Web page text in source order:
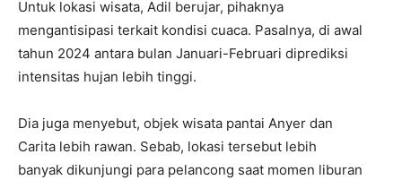
Untuk lokasi wisata, Adil berujar, pihaknya
mengantisipasi terkait kondisi cuaca. Pasalnya, di awal
tahun 2024 antara bulan Januari-Februari diprediksi
intensitas hujan lebih tinggi.
Dia juga menyebut, objek wisata pantai Anyer dan
Carita lebih rawan. Sebab, lokasi tersebut lebih
banyak dikunjungi para pelancong saat momen liburan